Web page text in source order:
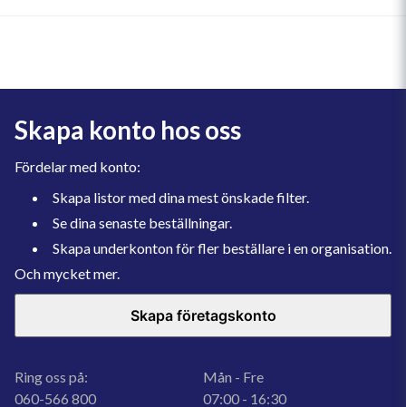
Skapa konto hos oss
Fördelar med konto:
Skapa listor med dina mest önskade filter.
Se dina senaste beställningar.
Skapa underkonton för fler beställare i en organisation.
Och mycket mer.
Skapa företagskonto
Ring oss på:
060-566 800
Mån - Fre
07:00 - 16:30